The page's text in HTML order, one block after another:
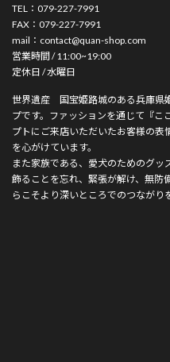
TEL：079-227-7991
FAX：079-227-7991
mail：contact@quan-shop.com
営業時間 / 11:00~19:00
定休日 / 水曜日
世界遺産 国宝姫路城のある兵庫県
プです。ファッションを通じて『こ
プトにご来店いただいたお客様の表
を心がけています。
また家族である、愛犬のためのグ
飾ることを忘れ、緊張が解け、無防
らこそより深いところでのつながり